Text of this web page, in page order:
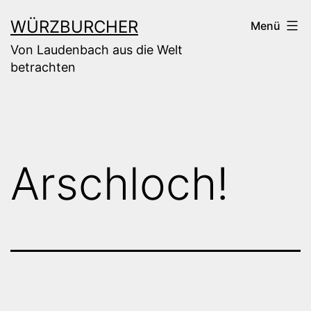
Inhalt
springen
WÜRZBURCHER
Von Laudenbach aus die Welt
betrachten
Menü
Arschloch!